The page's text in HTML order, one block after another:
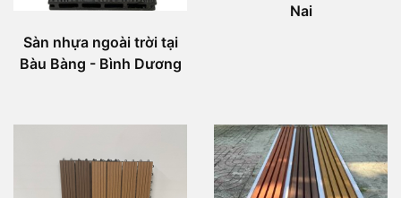
Sàn nhựa ngoài trời tại
Bàu Bàng - Bình Dương
Nai